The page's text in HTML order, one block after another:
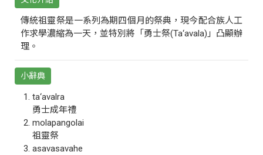
傳統祖靈祭是一系列為期四個月的祭典，現今配合族人工
作求學濃縮為一天，並特別將「勇士祭(Ta‘avala)」凸顯辦
理。
小辭典
ta‘avalra
勇士成年禮
molapangolai
祖靈祭
asavasavahe